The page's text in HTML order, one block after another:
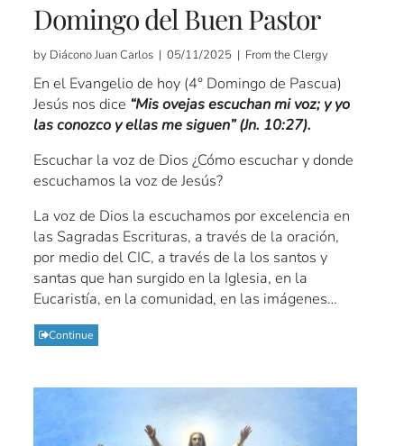
Domingo del Buen Pastor
by Diácono Juan Carlos | 05/11/2025 | From the Clergy
En el Evangelio de hoy (4° Domingo de Pascua)
Jesús nos dice “Mis ovejas escuchan mi voz; y yo
las conozco y ellas me siguen” (Jn. 10:27).
Escuchar la voz de Dios ¿Cómo escuchar y donde
escuchamos la voz de Jesús?
La voz de Dios la escuchamos por excelencia en
las Sagradas Escrituras, a través de la oración,
por medio del CIC, a través de la los santos y
santas que han surgido en la Iglesia, en la
Eucaristía, en la comunidad, en las imágenes…
Continue